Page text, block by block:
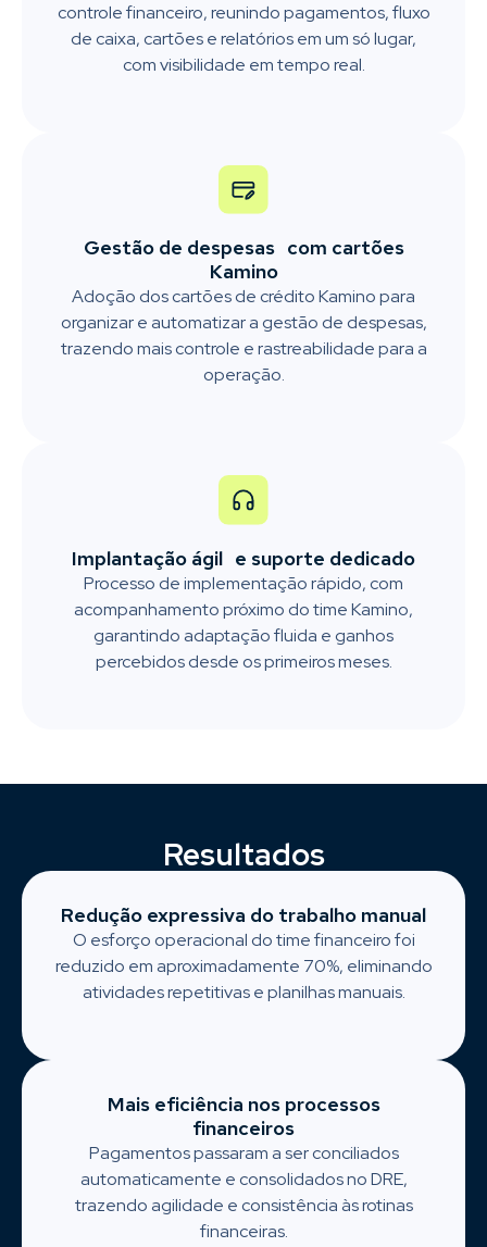
controle financeiro, reunindo pagamentos, fluxo
de caixa, cartões e relatórios em um só lugar,
com visibilidade em tempo real.
Gestão de despesas com cartões
Kamino
Adoção dos cartões de crédito Kamino para
organizar e automatizar a gestão de despesas,
trazendo mais controle e rastreabilidade para a
operação.
Implantação ágil e suporte dedicado
Processo de implementação rápido, com
acompanhamento próximo do time Kamino,
garantindo adaptação fluida e ganhos
percebidos desde os primeiros meses.
Resultados
Redução expressiva do trabalho manual
O esforço operacional do time financeiro foi
reduzido em aproximadamente 70%, eliminando
atividades repetitivas e planilhas manuais.
Mais eficiência nos processos
financeiros
Pagamentos passaram a ser conciliados
automaticamente e consolidados no DRE,
trazendo agilidade e consistência às rotinas
financeiras.